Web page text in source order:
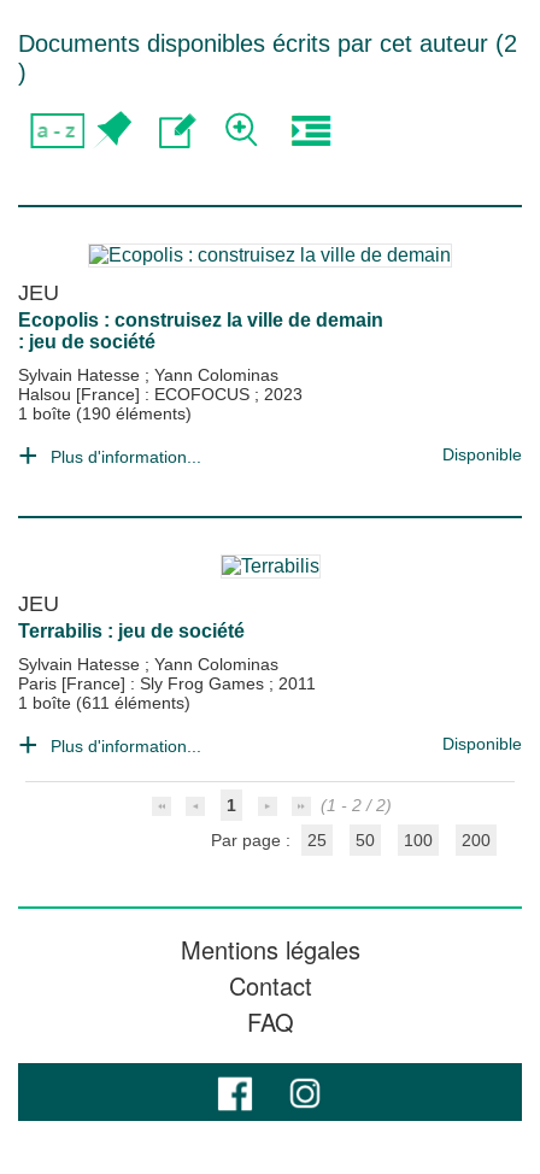
Documents disponibles écrits par cet auteur (2
)
JEU
Ecopolis : construisez la ville de demain
: jeu de société
Sylvain Hatesse ; Yann Colominas
Halsou [France] : ECOFOCUS ; 2023
1 boîte (190 éléments)
Plus d'information... Disponible
JEU
Terrabilis : jeu de société
Sylvain Hatesse ; Yann Colominas
Paris [France] : Sly Frog Games ; 2011
1 boîte (611 éléments)
Plus d'information... Disponible
1
(1 - 2 / 2)
Par page :
25 50 100 200
Mentions légales
Contact
FAQ